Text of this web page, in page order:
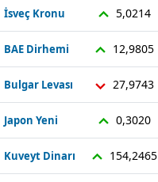
İsveç Kronu 5,0214
BAE Dirhemi 12,9805
Bulgar Levası 27,9743
Japon Yeni 0,3020
Kuveyt Dinarı 154,2465